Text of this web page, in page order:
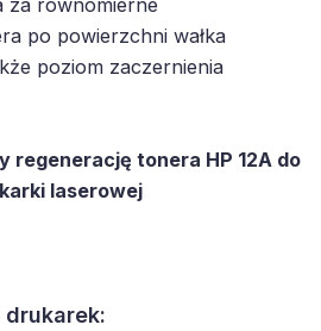
po powierzchni wałka
poziom zaczernienia
regenerację tonera HP 12A do
laserowej
drukarek: